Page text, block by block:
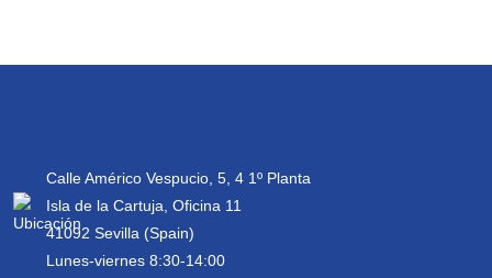
Calle Américo Vespucio, 5, 4 1º Planta
Isla de la Cartuja, Oficina 11
41092 Sevilla (Spain)
Lunes-viernes 8:30-14:00